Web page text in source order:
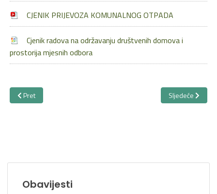
CJENIK PRIJEVOZA KOMUNALNOG OTPADA
Cjenik radova na održavanju društvenih domova i
prostorija mjesnih odbora
Prethodni članak: Edukacija
Pret Sljedeći članak:
Sljedeće
Obavijesti